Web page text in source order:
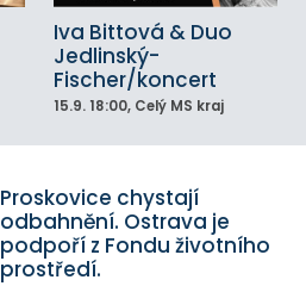
Iva Bittová & Duo
Jedlinský-
Fischer/koncert
15.9. 18:00, Celý MS kraj
Proskovice chystají
odbahnění. Ostrava je
podpoří z Fondu životního
prostředí.